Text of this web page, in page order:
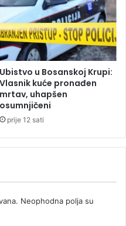
Ubistvo u Bosanskoj Krupi:
Vlasnik kuće pronađen
mrtav, uhapšen
osumnjičeni
prije 12 sati
Neophodna polja su